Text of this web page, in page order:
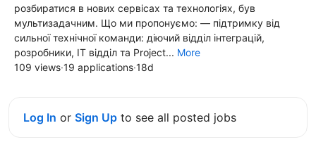
розбиратися в нових сервісах та технологіях, був
мультизадачним. Що ми пропонуємо: — підтримку від
сильної технічної команди: діючий відділ інтеграцій,
розробники, IT відділ та Project... More
109 views·19 applications·18d
Log In or Sign Up to see all posted jobs